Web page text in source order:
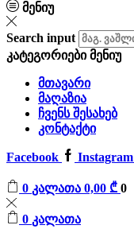
მენიუ
Search input
კატეგორიებიმენიუ
მთავარი
მაღაზია
ჩვენს შესახებ
კონტაქტი
Facebook Instagram
0 კალათა 0,00 ₾ 0
0 კალათა